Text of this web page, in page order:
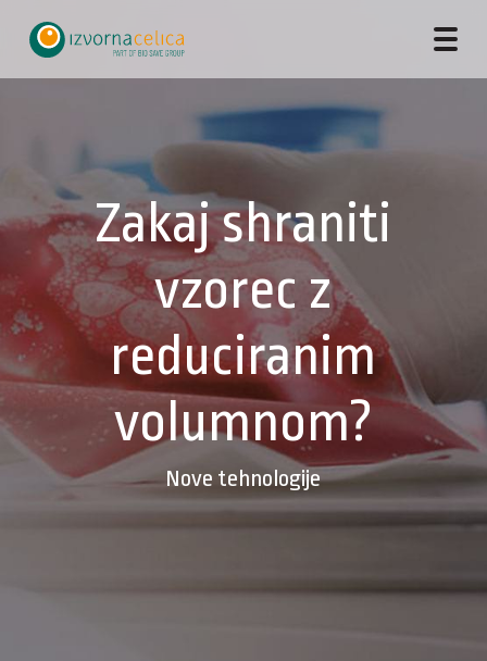
Zakaj shraniti
vzorec z
reduciranim
volumnom?
Nove tehnologije